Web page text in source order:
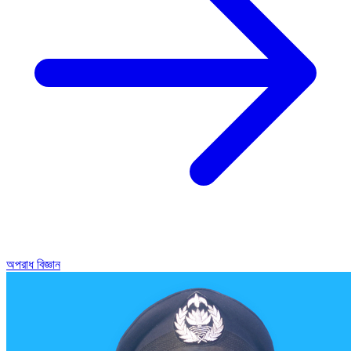
অপরাধ বিজ্ঞান